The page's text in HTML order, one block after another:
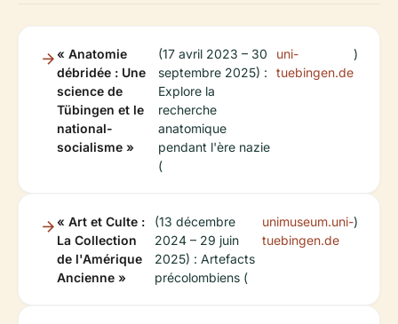
« Anatomie
débridée : Une
science de
Tübingen et le
national-
socialisme »
(17 avril 2023 – 30
septembre 2025) :
Explore la
recherche
anatomique
pendant l'ère nazie
(
uni-
tuebingen.de
)
« Art et Culte :
La Collection
de l'Amérique
Ancienne »
(13 décembre
2024 – 29 juin
2025) : Artefacts
précolombiens (
unimuseum.uni-
tuebingen.de
)